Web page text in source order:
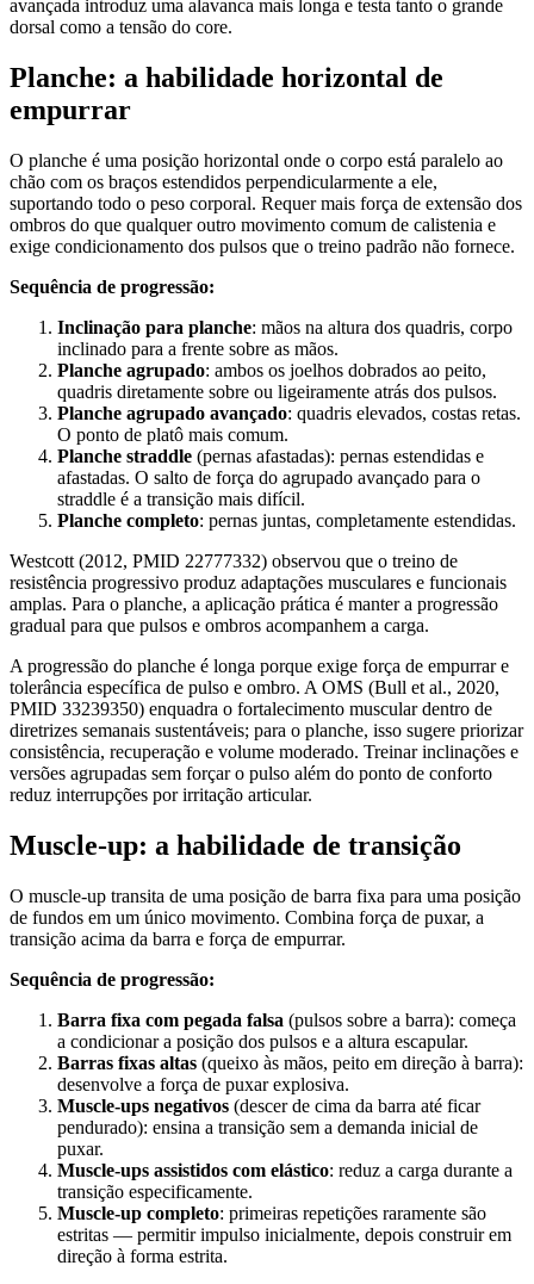
avançada introduz uma alavanca mais longa e testa tanto o grande
dorsal como a tensão do core.
Planche: a habilidade horizontal de
empurrar
O planche é uma posição horizontal onde o corpo está paralelo ao
chão com os braços estendidos perpendicularmente a ele,
suportando todo o peso corporal. Requer mais força de extensão dos
ombros do que qualquer outro movimento comum de calistenia e
exige condicionamento dos pulsos que o treino padrão não fornece.
Sequência de progressão:
Inclinação para planche: mãos na altura dos quadris, corpo
inclinado para a frente sobre as mãos.
Planche agrupado: ambos os joelhos dobrados ao peito,
quadris diretamente sobre ou ligeiramente atrás dos pulsos.
Planche agrupado avançado: quadris elevados, costas retas.
O ponto de platô mais comum.
Planche straddle (pernas afastadas): pernas estendidas e
afastadas. O salto de força do agrupado avançado para o
straddle é a transição mais difícil.
Planche completo: pernas juntas, completamente estendidas.
Westcott (2012, PMID 22777332) observou que o treino de
resistência progressivo produz adaptações musculares e funcionais
amplas. Para o planche, a aplicação prática é manter a progressão
gradual para que pulsos e ombros acompanhem a carga.
A progressão do planche é longa porque exige força de empurrar e
tolerância específica de pulso e ombro. A OMS (Bull et al., 2020,
PMID 33239350) enquadra o fortalecimento muscular dentro de
diretrizes semanais sustentáveis; para o planche, isso sugere priorizar
consistência, recuperação e volume moderado. Treinar inclinações e
versões agrupadas sem forçar o pulso além do ponto de conforto
reduz interrupções por irritação articular.
Muscle-up: a habilidade de transição
O muscle-up transita de uma posição de barra fixa para uma posição
de fundos em um único movimento. Combina força de puxar, a
transição acima da barra e força de empurrar.
Sequência de progressão:
Barra fixa com pegada falsa (pulsos sobre a barra): começa
a condicionar a posição dos pulsos e a altura escapular.
Barras fixas altas (queixo às mãos, peito em direção à barra):
desenvolve a força de puxar explosiva.
Muscle-ups negativos (descer de cima da barra até ficar
pendurado): ensina a transição sem a demanda inicial de
puxar.
Muscle-ups assistidos com elástico: reduz a carga durante a
transição especificamente.
Muscle-up completo: primeiras repetições raramente são
estritas — permitir impulso inicialmente, depois construir em
direção à forma estrita.